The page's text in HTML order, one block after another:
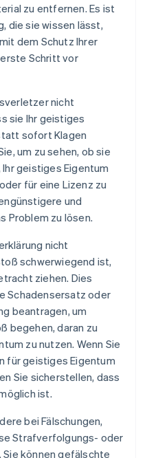
zu entfernen. Es ist
die sie wissen lässt,
dem Schutz Ihrer
Schritt vor
nicht
sie Ihr geistiges
sofort Klagen
um zu sehen, ob sie
geistiges Eigentum
für eine Lizenz zu
und
Problem zu lösen.
nicht
schwerwiegend ist,
ziehen. Dies
Schadensersatz oder
beantragen, um
begehen, daran zu
zu nutzen. Wenn Sie
für geistiges Eigentum
Sie sicherstellen, dass
ist.
bei Fälschungen,
Strafverfolgungs- oder
können gefälschte